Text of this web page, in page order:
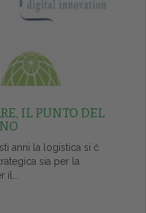
IL PUNTO DEL
anni la logistica si č
sia per la